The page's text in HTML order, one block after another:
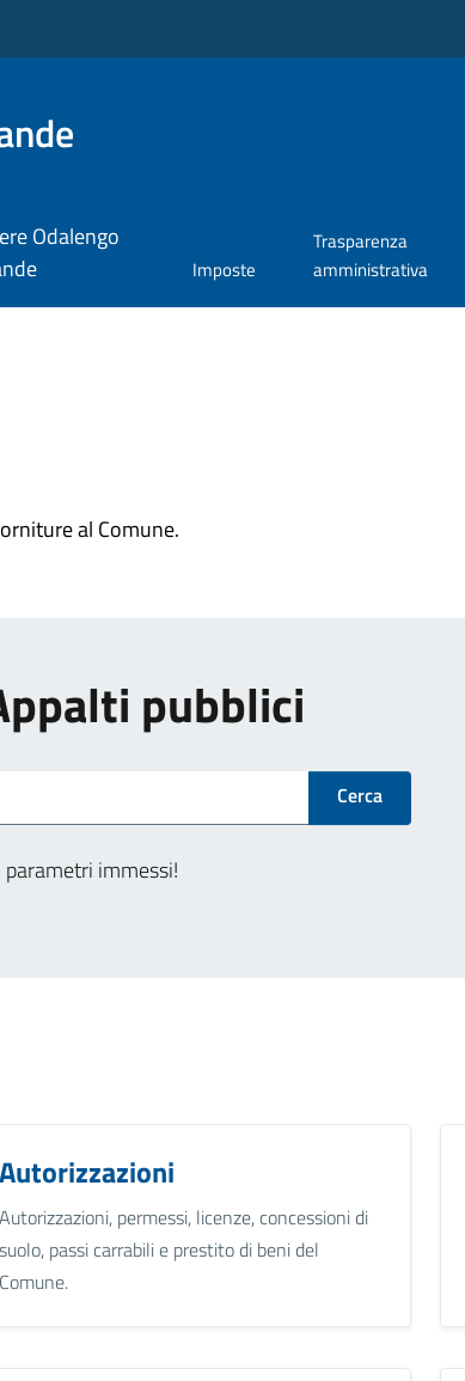
Odalengo
Imposte
Trasparenza
amministrativa
al Comune.
pubblici
Cerca
immessi!
Autorizzazioni
Autorizzazioni, permessi, licenze, concessioni di
suolo, passi carrabili e prestito di beni del
Comune.